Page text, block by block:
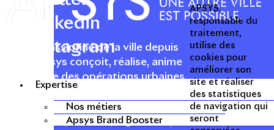
Expertise
Nos métiers
Apsys Brand Booster
Acteur passionné de la ville depuis
1996, Apsys conçoit, réalise, anime
et valorise des opérations urbaines
à forte valeur ajoutée dans toutes
les fonctions : polarités mixtes,
commerces, bureaux, logements,
Linkedin
Instagram
APSYS,
responsable du
traitement,
utilise des
cookies pour
améliorer son
site et réaliser
des statistiques
de navigation qui
seront